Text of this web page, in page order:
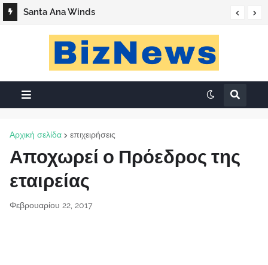
Santa Ana Winds
Αρχική σελίδα επιχειρήσεις
Αποχωρεί ο Πρόεδρος της
εταιρείας
Φεβρουαρίου 22, 2017